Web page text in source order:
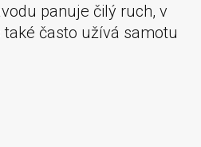
panuje čilý ruch, v
také často užívá samotu